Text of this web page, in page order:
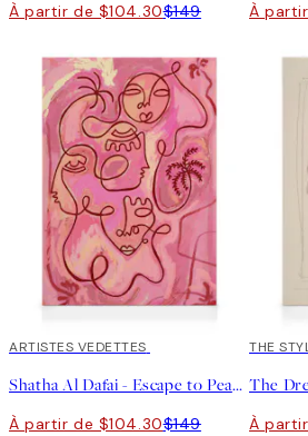
À partir de $104.30$149 À
30%*
ARTISTES VEDETTES
Shatha Al Dafai - Escape to Peace Toile
À partir de $104.30$149
30%*
THE
The
À